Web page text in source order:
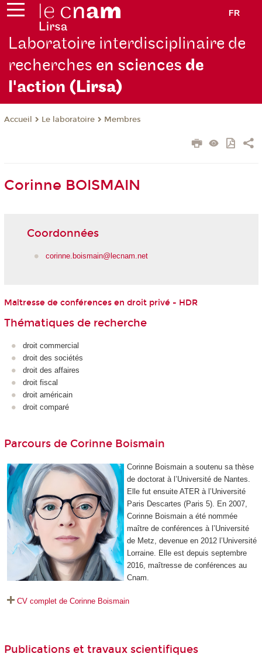
FR
Laboratoire interdisciplinaire de
recherches en sciencesde
l'action (Lirsa)
Accueil Le laboratoire Membres
Corinne BOISMAIN
Coordonnées
corinne.boismain@lecnam.net
Maîtresse de conférences en droit privé - HDR
Thématiques de recherche
droit commercial
droit des sociétés
droit des affaires
droit fiscal
droit américain
droit comparé
Parcours de Corinne Boismain
Corinne Boismain a soutenu sa thèse
de doctorat à l’Université de Nantes.
Elle fut ensuite ATER à l’Université
Paris Descartes (Paris 5). En 2007,
Corinne Boismain a été nommée
maître de conférences à l’Université
de Metz, devenue en 2012 l’Université
Lorraine. Elle est depuis septembre
2016, maîtresse de conférences au
Cnam.
CV complet de Corinne Boismain
Publications et travaux scientifiques